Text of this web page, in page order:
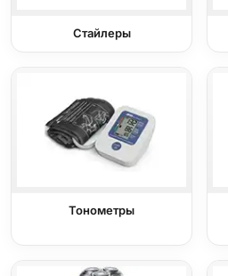
Стайлеры
Тонометры